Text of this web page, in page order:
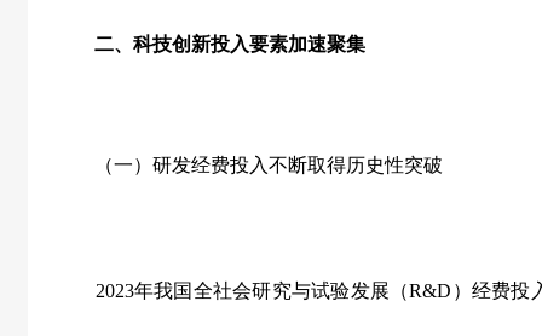
二、科技创新投入要素加速聚集
（一）研发经费投入不断取得历史性突破
2023年我国全社会研究与试验发展（R&D ）经费投